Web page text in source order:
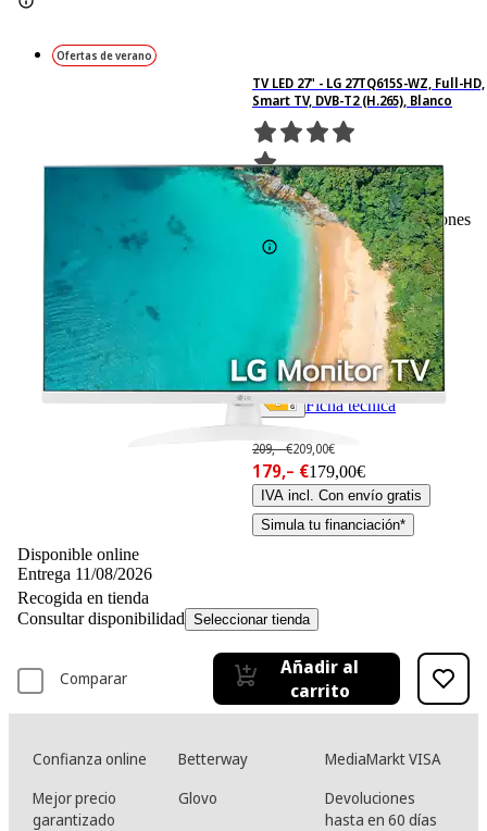
Ofertas de verano
Ficha técnica
TV LED 27" - LG 27TQ615S-WZ, Full-HD,
Smart TV, DVB-T2 (H.265), Blanco
393Basado en 393 valoraciones
209,– €209,00€
179,– €179,00€
IVA incl. Con envío gratis
Simula tu financiación*
Disponible online
Entrega 11/08/2026
Recogida en tienda
Consultar disponibilidad Seleccionar tienda
Comparar
Añadir al
carrito
Confianza online Betterway
MediaMarkt VISA
Mejor precio
garantizado
Glovo
Devoluciones
hasta en 60 días